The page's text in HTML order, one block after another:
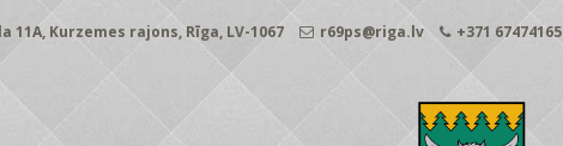
11A, Kurzemes rajons, Rīga, LV-1067 r69ps@riga.lv +371 67474165